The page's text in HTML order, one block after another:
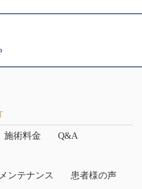
施術料金
Q&A
ンテナンス
患者様の声